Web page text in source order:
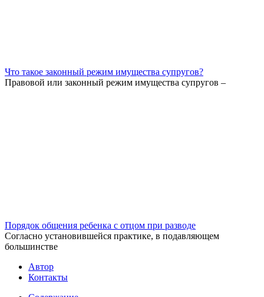
Что такое законный режим имущества супругов?
Правовой или законный режим имущества супругов –
Порядок общения ребенка с отцом при разводе
Согласно установившейся практике, в подавляющем
большинстве
Автор
Контакты